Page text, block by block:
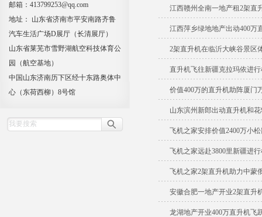
邮箱：413799253@qq.com
地址： 山东省济南市平安南路齐鲁
汽车生活广场D展厅（长清展厅）
山东省莱芜市雪野湖航空科技体育公
园（航空基地）
中国山东济南历下区经十东路奥体中
心（东荷西柳）8号馆
江西赣州全南一地产租2架直
江西萍乡绿地地产出动400万
2架直升机在临沂大峡谷景区
直升机飞往新疆克拉玛依进
价值400万的直升机助阵厦门
山东滨州新郎出动直升机和
飞机之家安排价值2400万小
飞机之家远赴3800里新疆进
飞机之家2架直升机助力中蒙
安徽合肥一地产开业2架直升
龙湖地产开业400万直升机飞